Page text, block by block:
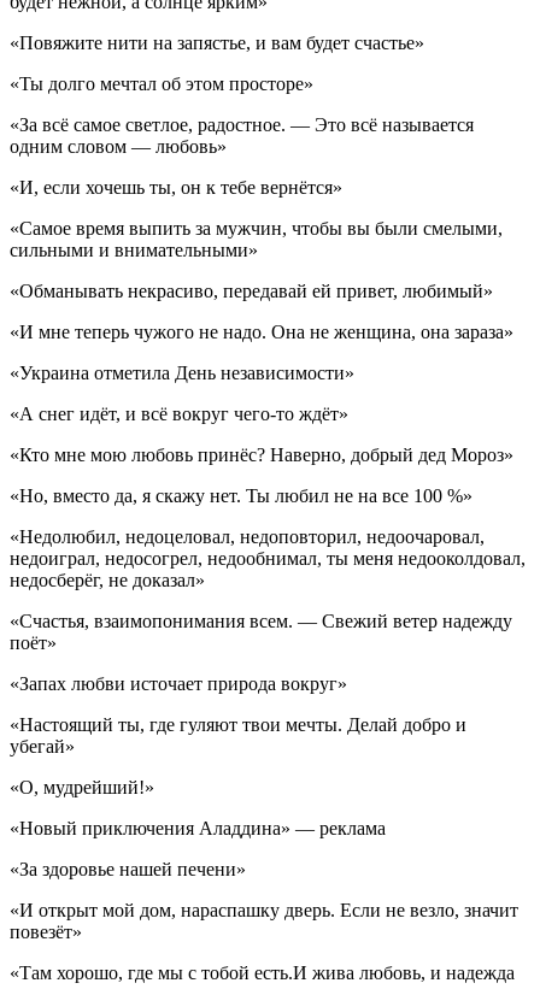
«Повяжите нити на запястье, и вам будет счастье»
«Ты долго мечтал об этом просторе»
«За всё самое светлое, радостное. — Это всё называется
одним словом — любовь»
«И, если хочешь ты, он к тебе вернётся»
«Самое время выпить за мужчин, чтобы вы были смелыми,
сильными и внимательными»
«Обманывать некрасиво, передавай ей привет, любимый»
«И мне теперь чужого не надо. Она не женщина, она зараза»
«Украина отметила День независимости»
«А снег идёт, и всё вокруг чего-то ждёт»
«Кто мне мою любовь принёс? Наверно, добрый дед Мороз»
«Но, вместо да, я скажу нет. Ты любил не на все 100 %»
«Недолюбил, недоцеловал, недоповторил, недоочаровал,
недоиграл, недосогрел, недообнимал, ты меня недооколдовал,
недосберёг, не доказал»
«Счастья, взаимопонимания всем. — Свежий ветер надежду
поёт»
«Запах любви источает природа вокруг»
«Настоящий ты, где гуляют твои мечты. Делай добро и
убегай»
«О, мудрейший!»
«Новый приключения Аладдина» — реклама
«За здоровье нашей печени»
«И открыт мой дом, нараспашку дверь. Если не везло, значит
повезёт»
«Там хорошо, где мы с тобой есть.И жива любовь, и надежда